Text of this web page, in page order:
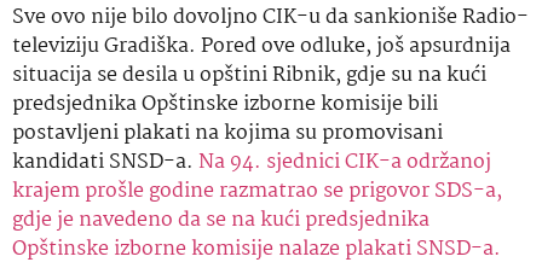
Sve ovo nije bilo dovoljno CIK-u da sankioniše Radio-
televiziju Gradiška. Pored ove odluke, još apsurdnija
situacija se desila u opštini Ribnik, gdje su na kući
predsjednika Opštinske izborne komisije bili
postavljeni plakati na kojima su promovisani
kandidati SNSD-a. Na 94. sjednici CIK-a održanoj
krajem prošle godine razmatrao se prigovor SDS-a,
gdje je navedeno da se na kući predsjednika
Opštinske izborne komisije nalaze plakati SNSD-a.